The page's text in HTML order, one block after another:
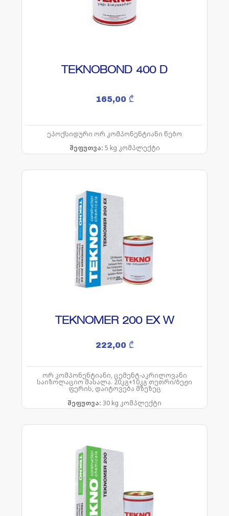
TEKNOBOND 400 D
165,00 ₾
ეპოქსიდური ორ კომპონენტიანი წებო
შეფუთვა: 5 kg კომპლექტი
TEKNOMER 200 EX W
222,00 ₾
ორ კომპონენტიანი, ცემენტ-აკრილოვანი
საიზოლაციო მასალა. 20კგ+10კგ თეთრი/ბეჟი
ფერის, დაიტოვება მზეზეც
შეფუთვა: 30 kg კომპლექტი